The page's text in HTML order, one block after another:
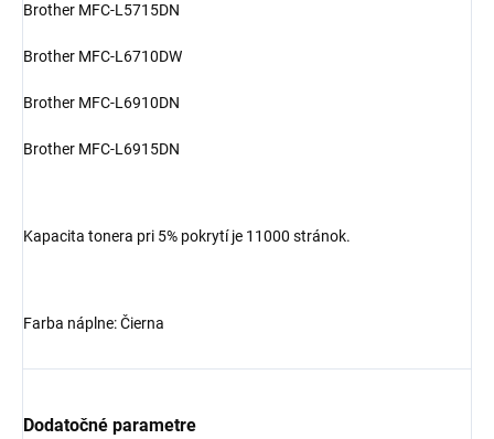
Brother MFC-L5715DN
Brother MFC-L6710DW
Brother MFC-L6910DN
Brother MFC-L6915DN
Kapacita tonera pri 5% pokrytí je 11000 stránok.
Farba náplne: Čierna
Dodatočné parametre